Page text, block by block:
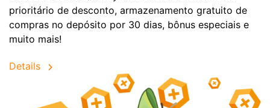
prioritário de desconto, armazenamento gratuito de
compras no depósito por 30 dias, bônus especiais e
muito mais!
Details